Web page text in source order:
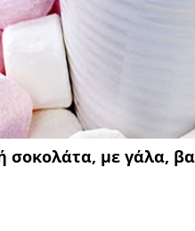
σοκολάτα, με γάλα,